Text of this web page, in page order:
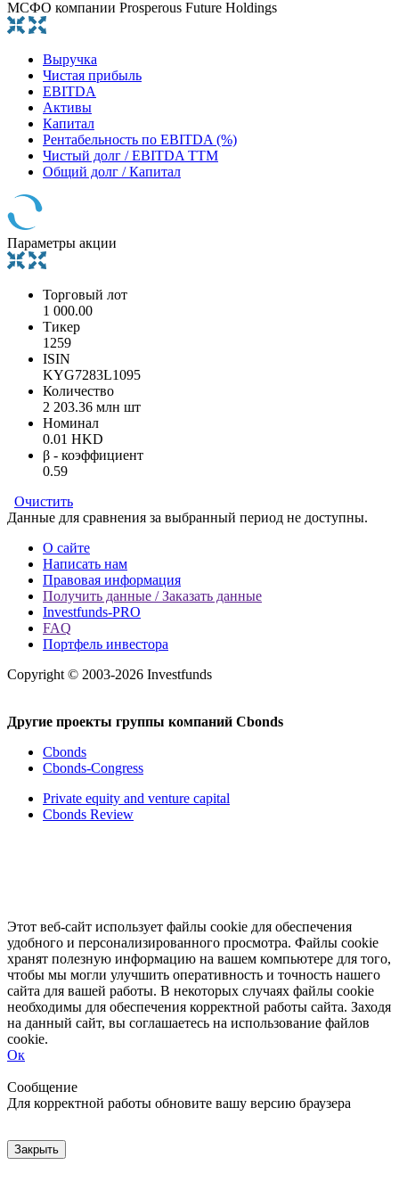
МСФО компании Prosperous Future Holdings
Выручка
Чистая прибыль
EBITDA
Активы
Капитал
Рентабельность по EBITDA (%)
Чистый долг / EBITDA TTM
Общий долг / Капитал
Параметры акции
Торговый лот
1 000.00
Тикер
1259
ISIN
KYG7283L1095
Количество
2 203.36 млн шт
Номинал
0.01 HKD
β - коэффициент
0.59
Очистить
Данные для сравнения за выбранный период не доступны.
О сайте
Написать нам
Правовая информация
Получить данные / Заказать данные
Investfunds-PRO
FAQ
Портфель инвестора
Copyright © 2003-2026 Investfunds
Другие проекты группы компаний Cbonds
Cbonds
Cbonds-Congress
Private equity and venture capital
Cbonds Review
Этот веб-сайт использует файлы cookie для обеспечения
удобного и персонализированного просмотра. Файлы cookie
хранят полезную информацию на вашем компьютере для того,
чтобы мы могли улучшить оперативность и точность нашего
сайта для вашей работы. В некоторых случаях файлы cookie
необходимы для обеспечения корректной работы сайта. Заходя
на данный сайт, вы соглашаетесь на использование файлов
cookie.
Ок
Сообщение
Для корректной работы обновите вашу версию браузера
Закрыть